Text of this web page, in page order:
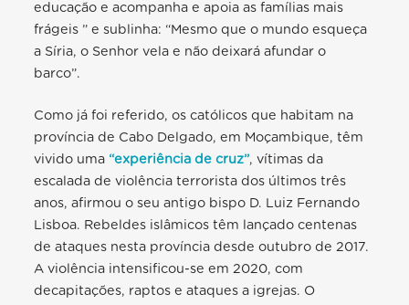
educação e acompanha e apoia as famílias mais
frágeis ” e sublinha: “Mesmo que o mundo esqueça
a Síria, o Senhor vela e não deixará afundar o
barco”.
Como já foi referido, os católicos que habitam na
província de Cabo Delgado, em Moçambique, têm
vivido uma “experiência de cruz”, vítimas da
escalada de violência terrorista dos últimos três
anos, afirmou o seu antigo bispo D. Luiz Fernando
Lisboa. Rebeldes islâmicos têm lançado centenas
de ataques nesta província desde outubro de 2017.
A violência intensificou-se em 2020, com
decapitações, raptos e ataques a igrejas. O